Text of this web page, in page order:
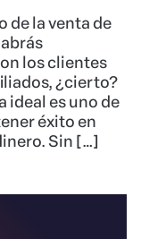
de la venta de
los clientes
¿cierto?
ideal es uno de
éxito en
Sin […]